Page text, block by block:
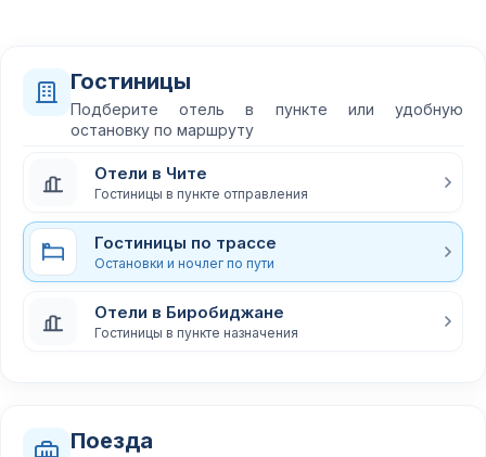
Гостиницы
Подберите отель в пункте или удобную
остановку по маршруту
Отели в Чите
Гостиницы в пункте отправления
Гостиницы по трассе
Остановки и ночлег по пути
Отели в Биробиджане
Гостиницы в пункте назначения
Поезда